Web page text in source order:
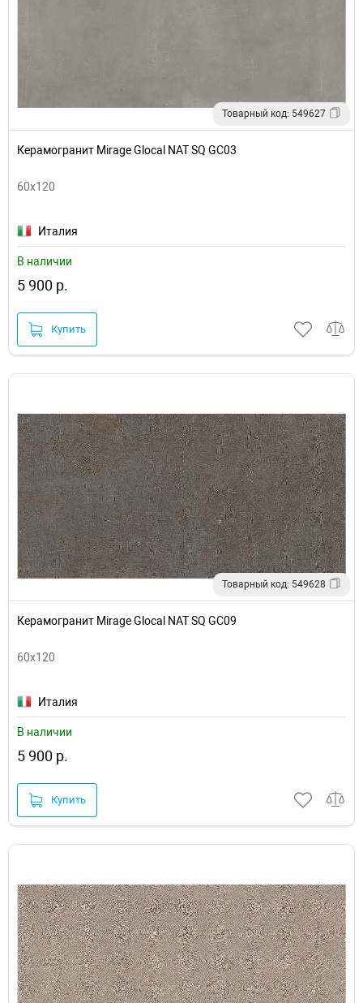
Товарный код: 549627
Керамогранит Mirage Glocal NAT SQ GC03
60x120
Италия
В наличии
5 900 р.
Купить
Товарный код: 549628
Керамогранит Mirage Glocal NAT SQ GC09
60x120
Италия
В наличии
5 900 р.
Купить